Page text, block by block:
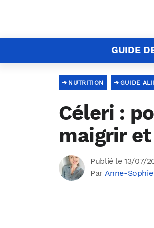
GUIDE
GUIDE
NUTRITION
Céleri :
maigrir
Publié le 13/07/
Par Anne-